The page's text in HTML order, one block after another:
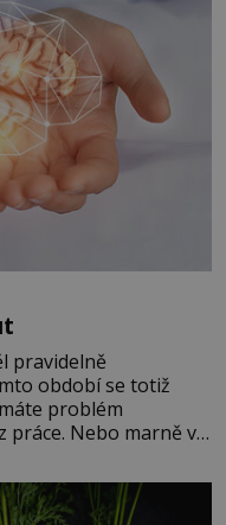
pravidelně
období se totiž
problém
práce. Nebo marně v
se paměť